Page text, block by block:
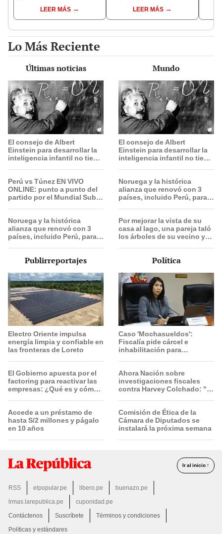
La Araucanía?
LEER MÁS
veranos más fríos de la
historia: sigue bajo
LEER MÁS
Lo Más Reciente
Últimas noticias
El consejo de Albert
Einstein para desarrollar la
inteligencia infantil no tiene
Perú vs Túnez EN VIVO
ONLINE: punto a punto del
partido por el Mundial Sub-
Noruega y la histórica
alianza que renovó con 3
países, incluido Perú, para
Mundo
El consejo de Albert
Einstein para desarrollar la
inteligencia infantil no tiene
Noruega y la histórica
alianza que renovó con 3
países, incluido Perú, para
Por mejorar la vista de su
casa al lago, una pareja taló
los árboles de su vecino y
Publirreportajes
Electro Oriente impulsa
energía limpia y confiable en
las fronteras de Loreto
El Gobierno apuesta por el
factoring para reactivar las
empresas: ¿Qué es y cómo
Accede a un préstamo de
hasta S/2 millones y págalo
en 10 años
Política
Caso 'Mochasueldos':
Fiscalía pide cárcel e
inhabilitación para
Ahora Nación sobre
investigaciones fiscales
contra Harvey Colchado: "El
Comisión de Ética de la
Cámara de Diputados se
instalará la próxima semana
Ir al inicio ↑
RSS elpopular.pe libero.pe
buenazo.pe
lrmas.larepublica.pe
cuponidad.pe
Contáctenos
Suscríbete
Términos y condiciones
Políticas y estándares